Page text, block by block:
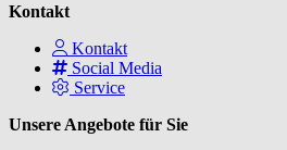
Kontakt
Kontakt
Social Media
Service
Unsere Angebote für Sie